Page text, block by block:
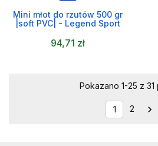
Mini młot do rzutów 500 gr
|soft PVC| - Legend Sport
94,71 zł
Pokazano 1-25 z
1 2 